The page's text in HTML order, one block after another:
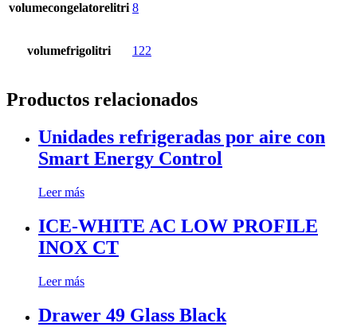
volumecongelatorelitri 8
volumefrigolitri 122
Productos relacionados
Unidades refrigeradas por aire con
Smart Energy Control
Leer más
ICE-WHITE AC LOW PROFILE
INOX CT
Leer más
Drawer 49 Glass Black